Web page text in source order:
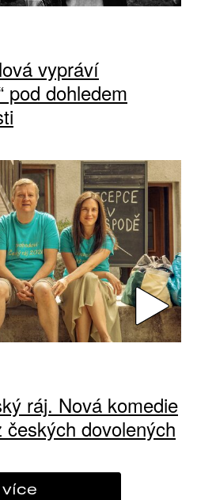
vypráví
pod dohledem
ráj. Nová komedie
dovolených
více